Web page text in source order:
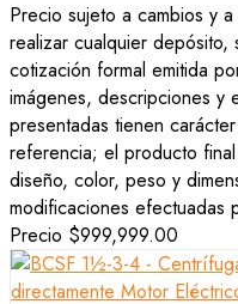
Precio sujeto a cambios y
realizar cualquier depósito,
cotización formal emitida
imágenes, descripciones y
presentadas tienen
referencia; el producto
diseño, color, peso y
modificaciones efectuadas
Precio $999,999.00